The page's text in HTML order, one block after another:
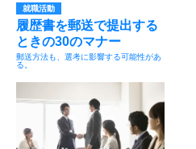
就職活動
履歴書を郵送で提出する
ときの30のマナー
郵送方法も、選考に影響する可能性があ
る。